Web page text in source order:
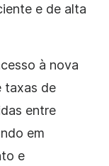
e de alta
à nova
taxas de
entre
em
e